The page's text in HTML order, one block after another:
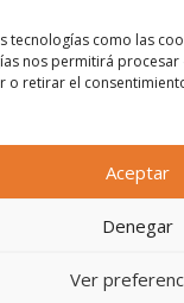
tecnologías como las
nos permitirá
o retirar el
Aceptar
Denegar
Ver